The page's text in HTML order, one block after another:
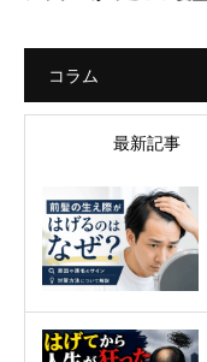
コラム
最新記事